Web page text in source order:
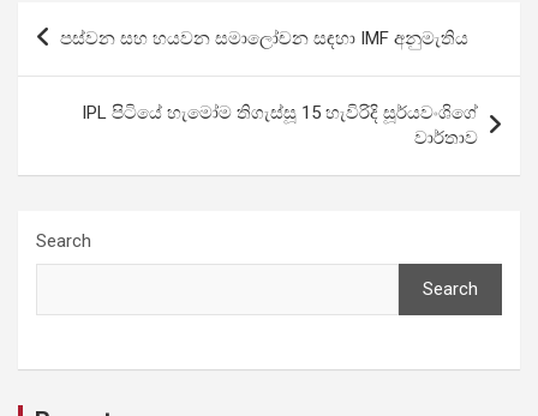
Post
පස්වන සහ හයවන සමාලෝචන සඳහා IMF අනුමැතිය
IPL පිටියේ හැමෝම තිගැස්සූ 15 හැවිරිදි සූර්යවංශිගේ
වාර්තාව
Search
Search